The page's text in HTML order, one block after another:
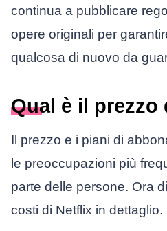
continua a pubblicare
opere originali per
qualcosa di nuovo da
Qual è il prezzo
Il prezzo e i piani di
le preoccupazioni più
parte delle persone. Ora
costi di Netflix in dettaglio.